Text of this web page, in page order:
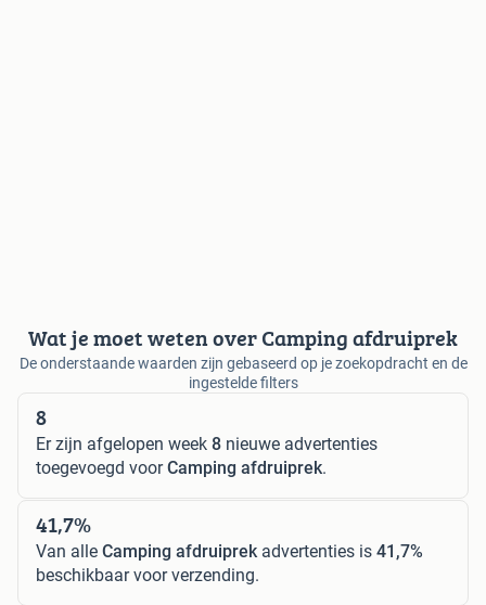
Wat je moet weten over Camping afdruiprek
De onderstaande waarden zijn gebaseerd op je zoekopdracht en de
ingestelde filters
8
Er zijn afgelopen week 8 nieuwe advertenties
toegevoegd voorCamping afdruiprek.
41,7%
Van alle Camping afdruiprekadvertenties is 41,7%
beschikbaar voor verzending.